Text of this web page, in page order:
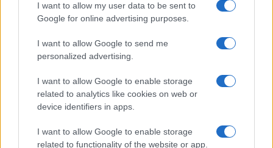
I want to allow my user data to be sent to
Google for online advertising purposes.
I want to allow Google to send me
personalized advertising.
I want to allow Google to enable storage
related to analytics like cookies on web or
device identifiers in apps.
I want to allow Google to enable storage
related to functionality of the website or app.